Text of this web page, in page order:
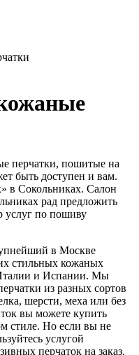
перчатки, пошитые на
быть доступен и вам.
в Сокольниках. Салон
рад предложить
по пошиву
в Москве
стильных кожаных
и Испании. Мы
из разных сортов
шерсти, меха или без
вы можете купить
стиле. Но если вы не
услугой
перчаток на заказ.